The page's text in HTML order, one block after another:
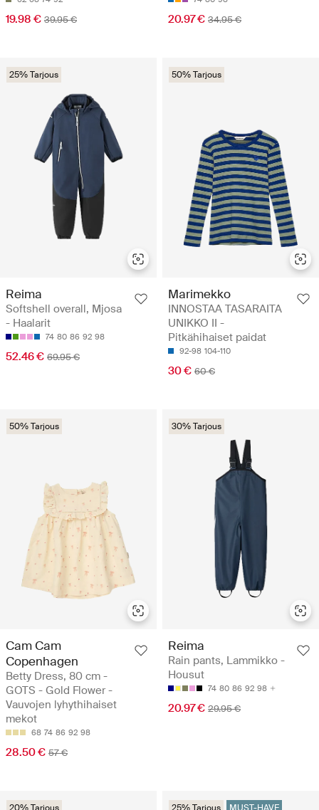
19.98 € 39.95 € 20.97 € 34.95 €
25% Tarjous
Reima
Softshell overall, Mjosa
- Haalarit
74 80 86 92 98
52.46 € 69.95 €
50% Tarjous
Marimekko
INNOSTAA TASARAITA
UNIKKO II -
Pitkähihaiset paidat
92-98 104-110
30 € 60 €
50% Tarjous
Cam Cam
Copenhagen
Betty Dress, 80 cm -
GOTS - Gold Flower -
Vauvojen lyhythihaiset
mekot
68 74 86 92 98
28.50 € 57 €
30% Tarjous
Reima
Rain pants, Lammikko -
Housut
74 80 86 92 98
20.97 € 29.95 €